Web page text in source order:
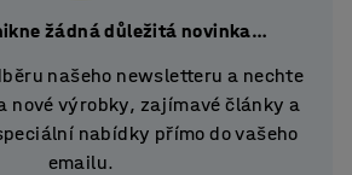
žádná důležitá novinka…
našeho newsletteru a nechte
nové výrobky, zajímavé články a
nabídky přímo do vašeho
emailu.